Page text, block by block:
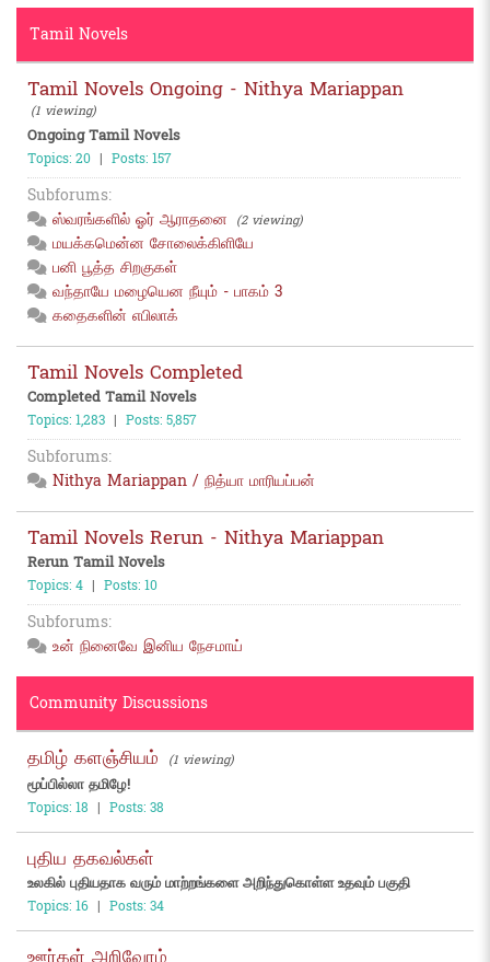
Tamil Novels
Tamil Novels Ongoing - Nithya Mariappan
(1 viewing)
Ongoing Tamil Novels
Topics: 20 | Posts: 157
Subforums:
ஸ்வரங்களில் ஓர் ஆராதனை (2 viewing)
மயக்கமென்ன சோலைக்கிளியே
பனி பூத்த சிறகுகள்
வந்தாயே மழையென நீயும் - பாகம் 3
கதைகளின் எபிலாக்
Tamil Novels Completed
Completed Tamil Novels
Topics: 1,283 | Posts: 5,857
Subforums:
Nithya Mariappan / நித்யா மாரியப்பன்
Tamil Novels Rerun - Nithya Mariappan
Rerun Tamil Novels
Topics: 4 | Posts: 10
Subforums:
உன் நினைவே இனிய நேசமாய்
Community Discussions
தமிழ் களஞ்சியம் (1 viewing)
மூப்பில்லா தமிழே!
Topics: 18 | Posts: 38
புதிய தகவல்கள்
உலகில் புதியதாக வரும் மாற்றங்களை அறிந்துகொள்ள உதவும் பகுதி
Topics: 16 | Posts: 34